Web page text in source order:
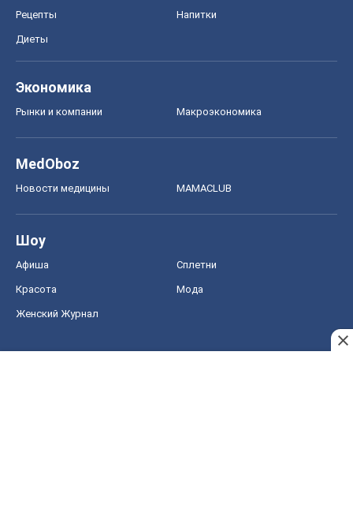
Рецепты Напитки
Диеты
Экономика
Рынки и компании Mакроэкономика
MedOboz
Новости медицины MAMACLUB
Шоу
Афиша Сплетни
Красота Мода
Женский Журнал